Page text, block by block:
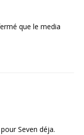
que le media
Seven déja.